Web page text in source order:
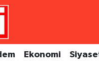
Ekonomi